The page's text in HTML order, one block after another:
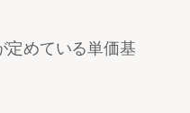
定めている単価基